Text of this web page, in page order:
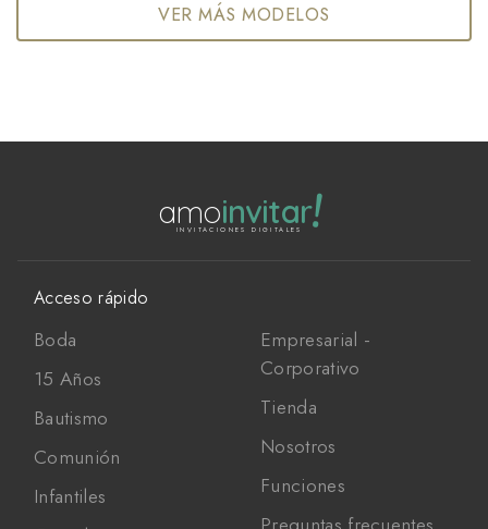
VER MÁS MODELOS
amoinvitar!
INVITACIONES DIGITALES
Acceso rápido
Boda
15 Años
Bautismo
Comunión
Infantiles
Empresarial -
Corporativo
Tienda
Nosotros
Funciones